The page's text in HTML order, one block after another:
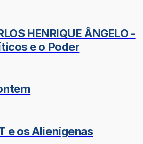
HENRIQUE ÂNGELO -
e o Poder
e os Alienígenas